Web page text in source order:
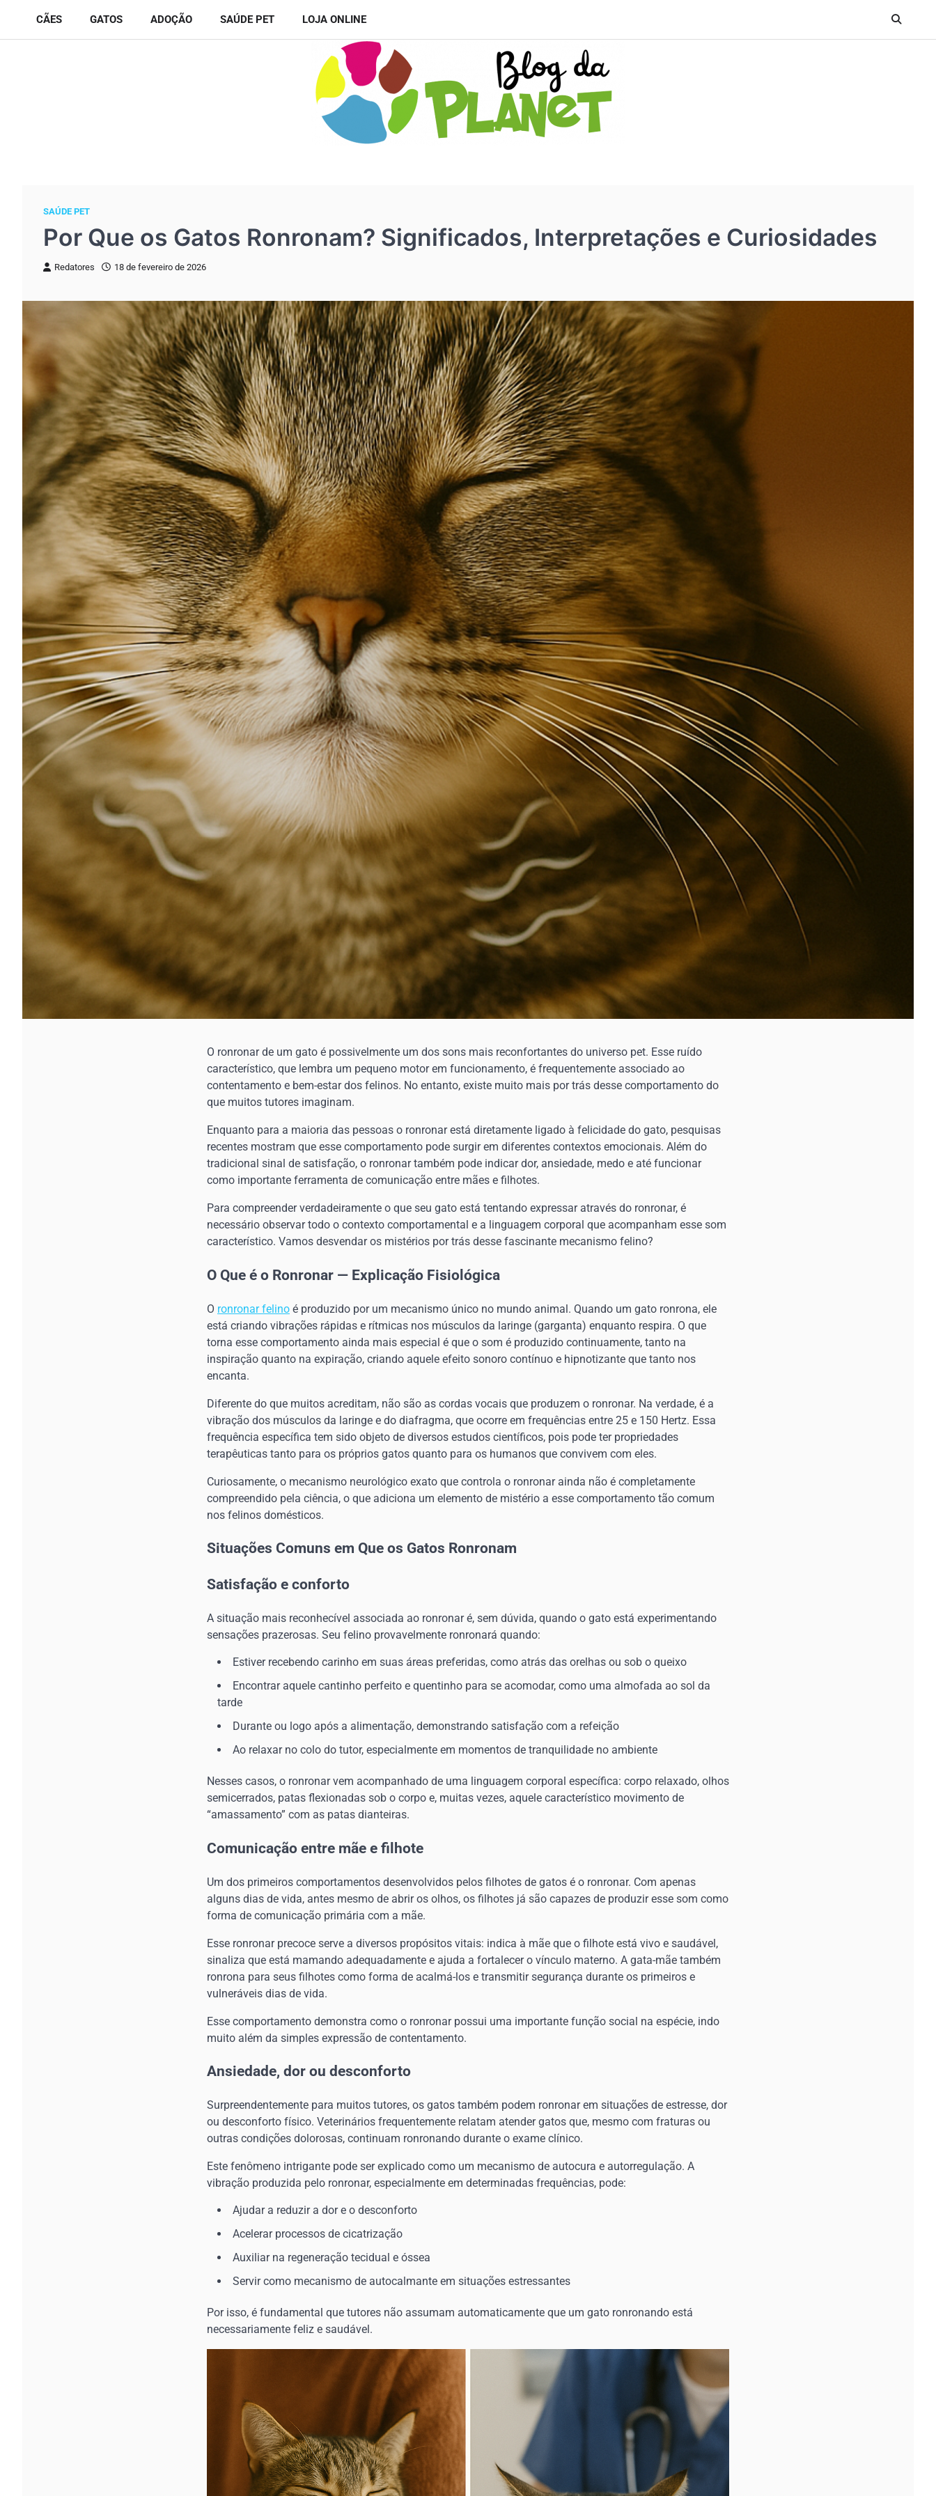
content
CÃES GATOS ADOÇÃO SAÚDE PET LOJA ONLINE
SAÚDE PET
Por Que os Gatos Ronronam? Significados, Interpretações e Curiosidades
Redatores 18 de fevereiro de 2026
O ronronar de um gato é possivelmente um dos sons mais reconfortantes do universo pet. Esse ruído
característico, que lembra um pequeno motor em funcionamento, é frequentemente associado ao
contentamento e bem-estar dos felinos. No entanto, existe muito mais por trás desse comportamento do
que muitos tutores imaginam.
Enquanto para a maioria das pessoas o ronronar está diretamente ligado à felicidade do gato, pesquisas
recentes mostram que esse comportamento pode surgir em diferentes contextos emocionais. Além do
tradicional sinal de satisfação, o ronronar também pode indicar dor, ansiedade, medo e até funcionar
como importante ferramenta de comunicação entre mães e filhotes.
Para compreender verdadeiramente o que seu gato está tentando expressar através do ronronar, é
necessário observar todo o contexto comportamental e a linguagem corporal que acompanham esse som
característico. Vamos desvendar os mistérios por trás desse fascinante mecanismo felino?
O Que é o Ronronar — Explicação Fisiológica
O ronronar felino é produzido por um mecanismo único no mundo animal. Quando um gato ronrona, ele
está criando vibrações rápidas e rítmicas nos músculos da laringe (garganta) enquanto respira. O que
torna esse comportamento ainda mais especial é que o som é produzido continuamente, tanto na
inspiração quanto na expiração, criando aquele efeito sonoro contínuo e hipnotizante que tanto nos
encanta.
Diferente do que muitos acreditam, não são as cordas vocais que produzem o ronronar. Na verdade, é a
vibração dos músculos da laringe e do diafragma, que ocorre em frequências entre 25 e 150 Hertz. Essa
frequência específica tem sido objeto de diversos estudos científicos, pois pode ter propriedades
terapêuticas tanto para os próprios gatos quanto para os humanos que convivem com eles.
Curiosamente, o mecanismo neurológico exato que controla o ronronar ainda não é completamente
compreendido pela ciência, o que adiciona um elemento de mistério a esse comportamento tão comum
nos felinos domésticos.
Situações Comuns em Que os Gatos Ronronam
Satisfação e conforto
A situação mais reconhecível associada ao ronronar é, sem dúvida, quando o gato está experimentando
sensações prazerosas. Seu felino provavelmente ronronará quando:
Estiver recebendo carinho em suas áreas preferidas, como atrás das orelhas ou sob o queixo
Encontrar aquele cantinho perfeito e quentinho para se acomodar, como uma almofada ao sol da
tarde
Durante ou logo após a alimentação, demonstrando satisfação com a refeição
Ao relaxar no colo do tutor, especialmente em momentos de tranquilidade no ambiente
Nesses casos, o ronronar vem acompanhado de uma linguagem corporal específica: corpo relaxado, olhos
semicerrados, patas flexionadas sob o corpo e, muitas vezes, aquele característico movimento de
“amassamento” com as patas dianteiras.
Comunicação entre mãe e filhote
Um dos primeiros comportamentos desenvolvidos pelos filhotes de gatos é o ronronar. Com apenas
alguns dias de vida, antes mesmo de abrir os olhos, os filhotes já são capazes de produzir esse som como
forma de comunicação primária com a mãe.
Esse ronronar precoce serve a diversos propósitos vitais: indica à mãe que o filhote está vivo e saudável,
sinaliza que está mamando adequadamente e ajuda a fortalecer o vínculo materno. A gata-mãe também
ronrona para seus filhotes como forma de acalmá-los e transmitir segurança durante os primeiros e
vulneráveis dias de vida.
Esse comportamento demonstra como o ronronar possui uma importante função social na espécie, indo
muito além da simples expressão de contentamento.
Ansiedade, dor ou desconforto
Surpreendentemente para muitos tutores, os gatos também podem ronronar em situações de estresse, dor
ou desconforto físico. Veterinários frequentemente relatam atender gatos que, mesmo com fraturas ou
outras condições dolorosas, continuam ronronando durante o exame clínico.
Este fenômeno intrigante pode ser explicado como um mecanismo de autocura e autorregulação. A
vibração produzida pelo ronronar, especialmente em determinadas frequências, pode:
Ajudar a reduzir a dor e o desconforto
Acelerar processos de cicatrização
Auxiliar na regeneração tecidual e óssea
Servir como mecanismo de autocalmante em situações estressantes
Por isso, é fundamental que tutores não assumam automaticamente que um gato ronronando está
necessariamente feliz e saudável.